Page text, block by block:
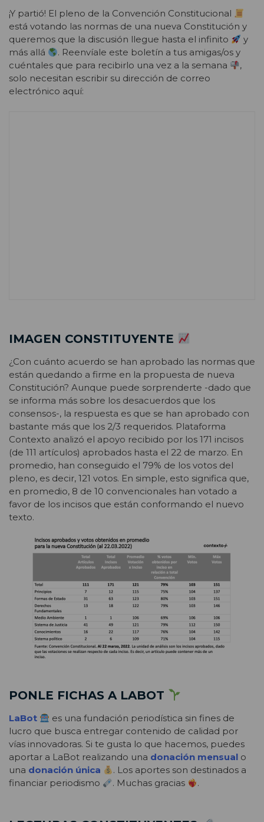
¡Y partió! El pleno de la Convención Constitucional
está votando las normas de una nueva Constitución y
queremos que la discusión llegue hasta el infinito
y
más allá
. Reenvíale este boletín a tus amigas/os y
cuéntales que para recibirlo una vez a la semana
,
solo necesitan escribir su dirección de correo
electrónico aquí:
IMAGEN CONSTITUYENTE
¿Con cuánto acuerdo se han aprobado las normas que
están quedando a firme en la propuesta de nueva
Constitución? Aunque puede sorprenderte -dado que
se informa más sobre los desacuerdos que los
consensos-, la respuesta es que se han aprobado con
bastante más que los 2/3 requeridos. Plataforma
Contexto analizó el apoyo recibido por los 171 incisos
(de 111 artículos) aprobados hasta el 22 de marzo. En
promedio, han conseguido el 79% de los votos del
pleno, es decir, 121 votos. En simple, esto significa que,
en promedio, 8 de 10 convencionales han votado a
favor de los incisos que están conformando el nuevo
texto.
PONLE FICHAS A LABOT
LaBot
es una fundación periodística sin fines de
lucro que busca entregar contenido de calidad por
vías innovadoras. Si te gusta lo que hacemos, puedes
aportar a LaBot realizando una donación mensual o
una donación única
. Los aportes son destinados a
financiar periodismo
. Muchas gracias .